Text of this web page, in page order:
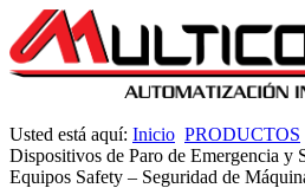
Usted está aquí: Inicio PRODUCTOS
Dispositivos de Paro de Emergencia y
Equipos Safety – Seguridad de